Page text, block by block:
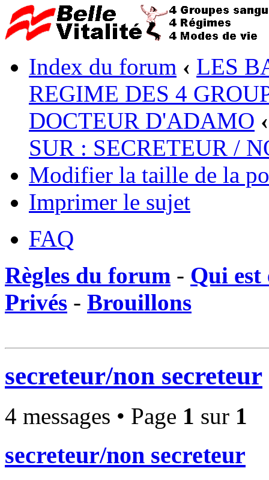
Index du forum ‹ LES
REGIME DES 4
DOCTEUR D'ADAMO ‹
SUR : SECRETEUR /
Modifier la taille de la
Imprimer le sujet
FAQ
Règles du forum - Qui est
Privés - Brouillons
secreteur/non secreteur
4 messages • Page 1 sur 1
secreteur/non secreteur